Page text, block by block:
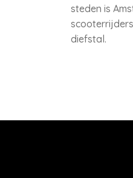
steden is
diefstal.